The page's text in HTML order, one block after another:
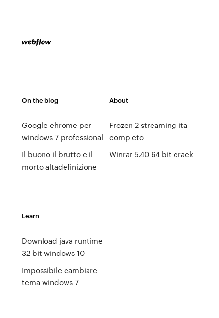
On the blog
Google chrome per
windows 7 professional
Il buono il brutto e il
morto altadefinizione
About
Frozen 2 streaming ita
completo
Winrar 5.40 64 bit crack
Learn
Download java runtime
32 bit windows 10
Impossibile cambiare
tema windows 7